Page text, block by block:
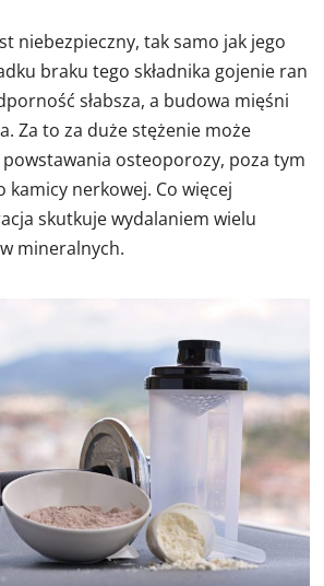
niebezpieczny, tak samo jak jego
braku tego składnika gojenie ran
słabsza, a budowa mięśni
Za to za duże stężenie może
osteoporozy, poza tym
kamicy nerkowej. Co więcej
skutkuje wydalaniem wielu
mineralnych.